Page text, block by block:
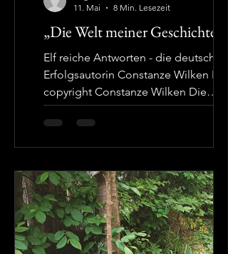
Anschließe
„Die Welt meiner Geschichten“
Elf reiche Antworten - die deutsche
Erfolgsautorin Constanze Wilken
copyright Constanze Wilken Die
deutsche Gegenwartsliteratur bietet
eine Vielfalt von Romanen,
Schriftsteller, deren Erzählkunst dazu
auch ein Fundus von kulturellen,
sozialen, geschichtlichen und
psychologischen Bezügen ist. Sie
sprechen eine Leserschaft an, die
11. Mai
8 Min. Lesezeit